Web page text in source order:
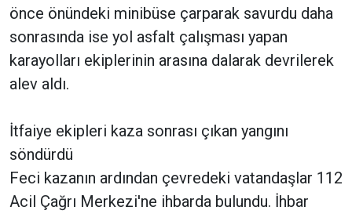
önce önündeki minibüse çarparak savurdu daha
sonrasında ise yol asfalt çalışması yapan
karayolları ekiplerinin arasına dalarak devrilerek
alev aldı.
İtfaiye ekipleri kaza sonrası çıkan yangını
söndürdü
Feci kazanın ardından çevredeki vatandaşlar 112
Acil Çağrı Merkezi'ne ihbarda bulundu. İhbar